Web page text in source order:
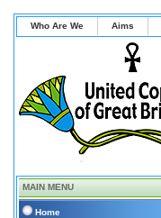
Who Are We Aims
MAIN MENU
Home